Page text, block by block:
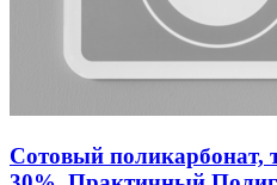
Сотовый поликарбонат,